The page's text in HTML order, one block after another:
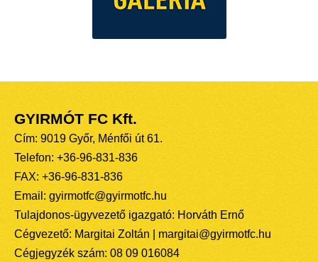
GYIRMÓT FC Kft.
Cím: 9019 Győr, Ménfői út 61.
Telefon: +36-96-831-836
FAX: +36-96-831-836
Email: gyirmotfc@gyirmotfc.hu
Tulajdonos-ügyvezető igazgató: Horváth Ernő
Cégvezető: Margitai Zoltán | margitai@gyirmotfc.hu
Cégjegyzék szám: 08 09 016084